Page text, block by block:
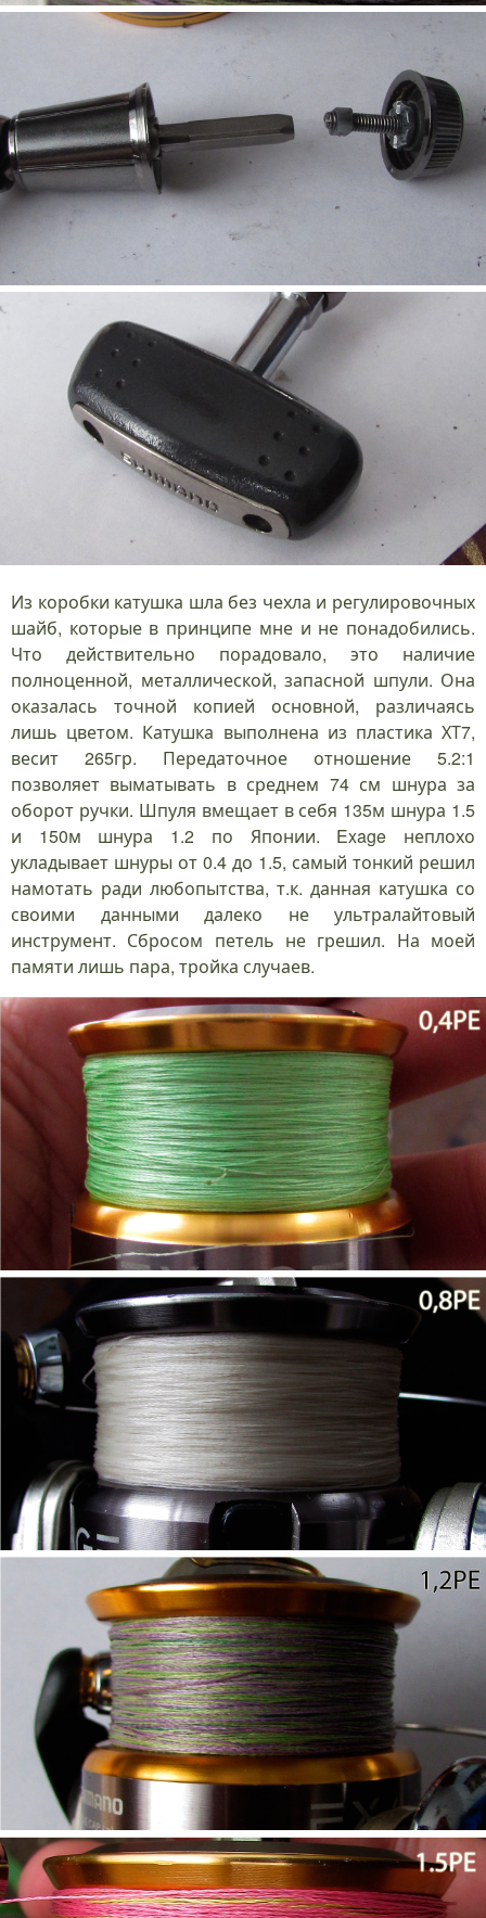
Из коробки катушка шла без чехла и регулировочных
шайб, которые в принципе мне и не понадобились.
Что действительно порадовало, это наличие
полноценной, металлической, запасной шпули. Она
оказалась точной копией основной, различаясь
лишь цветом. Катушка выполнена из пластика ХТ7,
весит 265гр. Передаточное отношение 5.2:1
позволяет выматывать в среднем 74 см шнура за
оборот ручки. Шпуля вмещает в себя 135м шнура 1.5
и 150м шнура 1.2 по Японии. Exage неплохо
укладывает шнуры от 0.4 до 1.5, самый тонкий решил
намотать ради любопытства, т.к. данная катушка со
своими данными далеко не ультралайтовый
инструмент. Сбросом петель не грешил. На моей
памяти лишь пара, тройка случаев.